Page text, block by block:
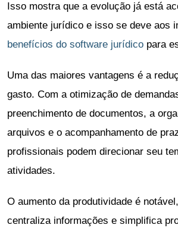
Isso mostra que a evolução já está
ambiente jurídico e isso se deve aos
benefícios do software jurídico para
Uma das maiores vantagens é a
gasto. Com a otimização de
preenchimento de documentos, a
arquivos e o acompanhamento de
profissionais podem direcionar seu
atividades.
O aumento da produtividade é
centraliza informações e simplifica